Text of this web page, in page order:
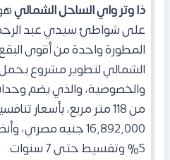
ذا وتر واي الساحل الشمالي
على شواطئ سيدي عبد
المطورة واحدة من أقوى
الشمالي لتطوير مشروع يحمل
والخصوصية، والذي يضم
من 118 متر مربع، بأسعار
16,892,000 جنيه
5% وتقسيط حتى 7 سنوات.